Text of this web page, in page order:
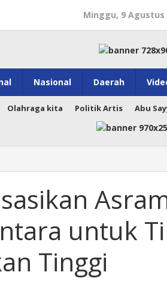
Minggu, 9 Agustus
Nasional Daerah
Olahraga kita Politik Artis Abu
untuk
Tinggi